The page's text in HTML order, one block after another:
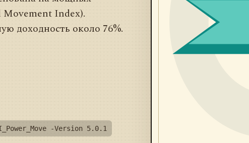
Index).
доходность около 76%.
-Version 5.0.1